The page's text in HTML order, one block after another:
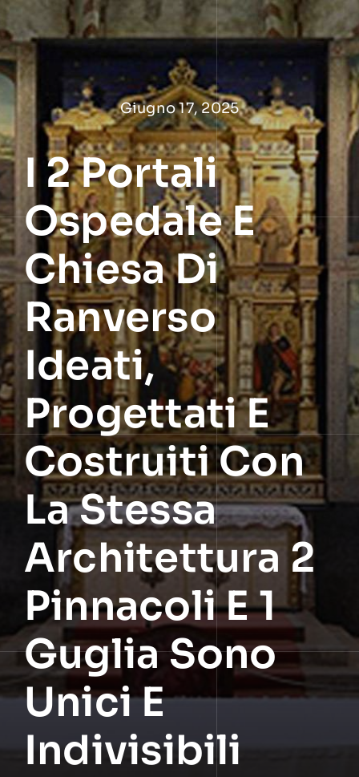
Salta
al
contenuto
Giugno 17, 2025
I 2 Portali
Ospedale E
Chiesa Di
Ranverso
Ideati,
Progettati E
Costruiti Con
La Stessa
Architettura 2
Pinnacoli E 1
Guglia Sono
Unici E
Indivisibili